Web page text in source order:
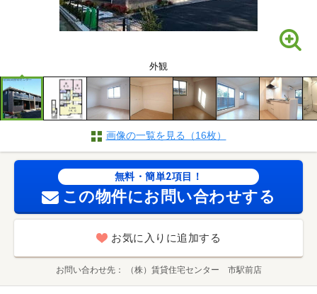
外観
画像の一覧を見る（16枚）
無料・簡単2項目！
この物件にお問い合わせする
お気に入りに追加する
お問い合わせ先 （株）賃貸住宅センター 市駅前店